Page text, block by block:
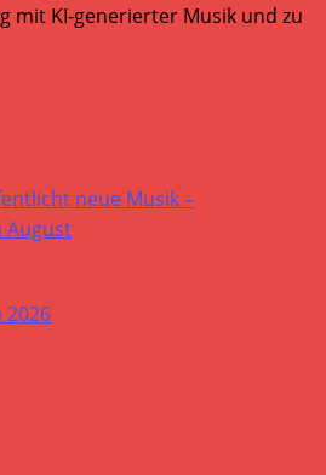
mit KI-generierter Musik und zu
neue Musik –
August
2026